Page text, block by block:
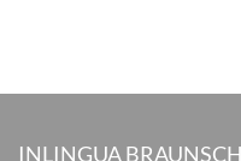
INLINGUA